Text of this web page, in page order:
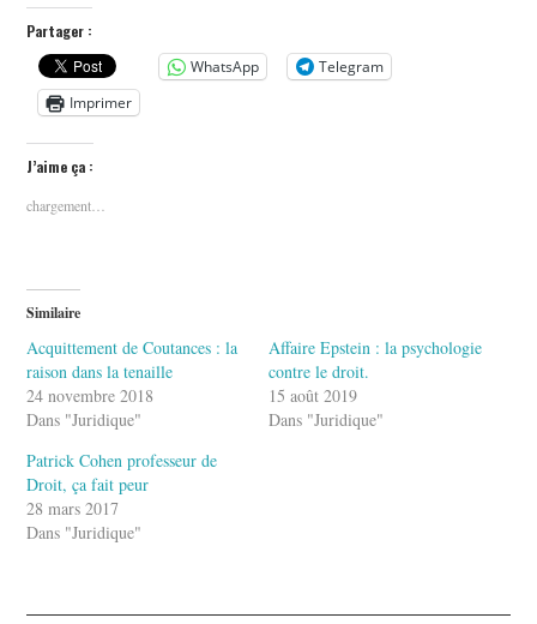
Partager :
WhatsApp
Telegram
Imprimer
J’aime ça :
chargement…
Similaire
Acquittement de Coutances : la
raison dans la tenaille
24 novembre 2018
Dans "Juridique"
Affaire Epstein : la psychologie
contre le droit.
15 août 2019
Dans "Juridique"
Patrick Cohen professeur de
Droit, ça fait peur
28 mars 2017
Dans "Juridique"